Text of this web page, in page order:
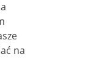
autorstwa użycie
stwierdzone inaczej.